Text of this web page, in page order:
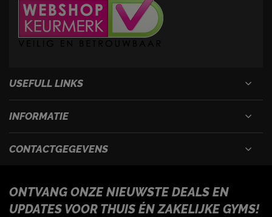
USEFULL LINKS
INFORMATIE
CONTACTGEGEVENS
ONTVANG ONZE NIEUWSTE DEALS EN
UPDATES VOOR THUIS ÉN ZAKELIJKE GYMS!